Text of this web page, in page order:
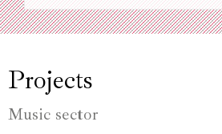
Projects
Music sector